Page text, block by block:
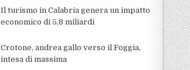
Il turismo in Calabria genera un impatto
economico di 5,8 miliardi
Crotone, andrea gallo verso il Foggia,
intesa di massima